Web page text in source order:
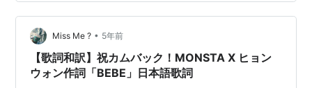
Miss Me ? • 5年前
【歌詞和訳】祝カムバック！MONSTA X ヒョン
ウォン作詞「BEBE」日本語歌詞